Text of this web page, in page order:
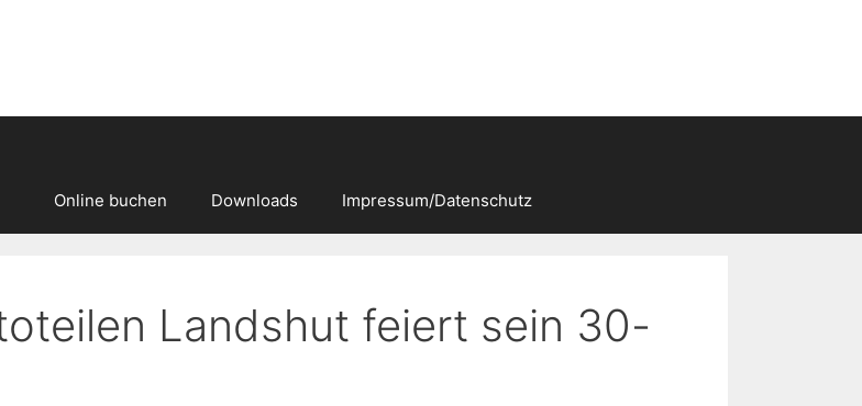
Online buchen Downloads Impressum/Datenschutz
Landshut feiert sein 30-